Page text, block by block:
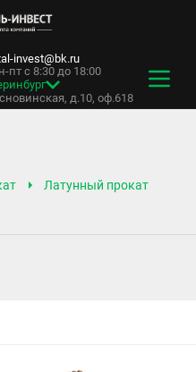
invest@bk.ru
пт с 8:30 до 18:00
д.10, оф.618
Латунный прокат